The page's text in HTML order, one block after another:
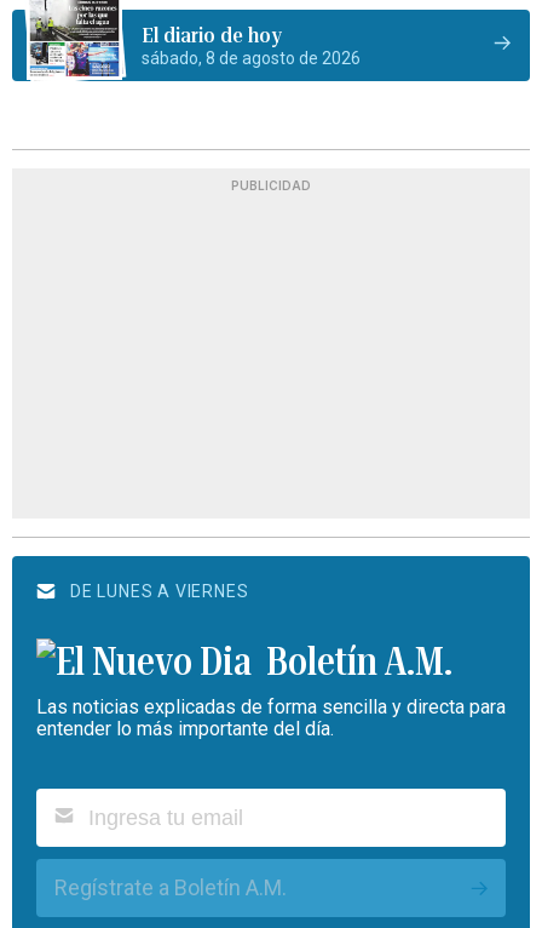
El diario de hoy
sábado, 8 de agosto de 2026
PUBLICIDAD
DE LUNES A VIERNES
Boletín A.M.
Las noticias explicadas de forma sencilla y directa para
entender lo más importante del día.
Regístrate a Boletín A.M.